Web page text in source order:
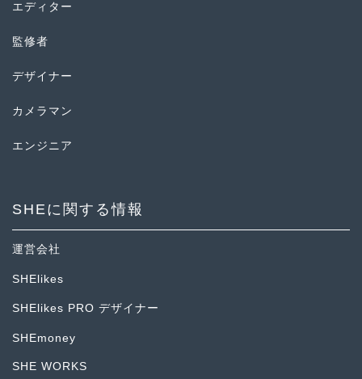
エディター
監修者
デザイナー
カメラマン
エンジニア
SHEに関する情報
運営会社
SHElikes
SHElikes PRO デザイナー
SHEmoney
SHE WORKS